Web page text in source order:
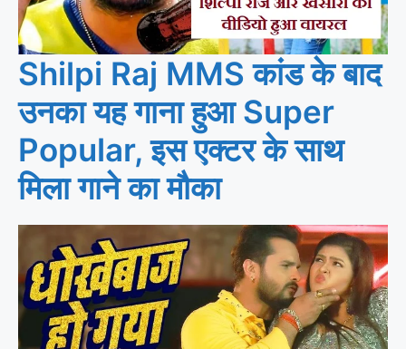
Shilpi Raj MMS कांड के बाद
उनका यह गाना हुआ Super
Popular, इस एक्टर के साथ
मिला गाने का मौका